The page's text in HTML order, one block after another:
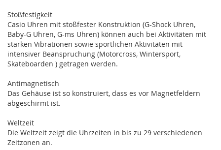
Stoßfestigkeit
Casio Uhren mit stoßfester Konstruktion (G-Shock Uhren,
Baby-G Uhren, G-ms Uhren) können auch bei Aktivitäten mit
starken Vibrationen sowie sportlichen Aktivitäten mit
intensiver Beanspruchung (Motorcross, Wintersport,
Skateboarden ) getragen werden.
Antimagnetisch
Das Gehäuse ist so konstruiert, dass es vor Magnetfeldern
abgeschirmt ist.
Weltzeit
Die Weltzeit zeigt die Uhrzeiten in bis zu 29 verschiedenen
Zeitzonen an.